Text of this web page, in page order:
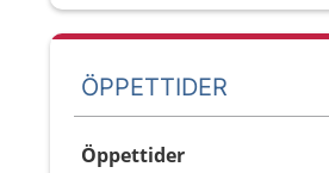
ÖPPETTIDER
Öppettider